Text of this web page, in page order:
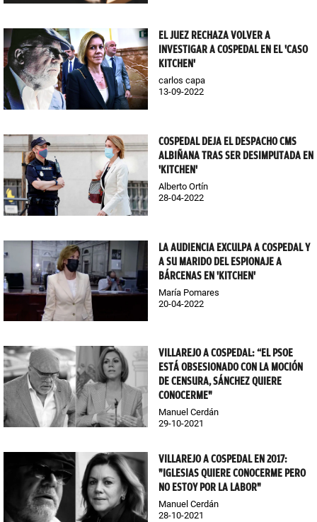
EL JUEZ RECHAZA VOLVER A
INVESTIGAR A COSPEDAL EN EL 'CASO
KITCHEN'
carlos capa
13-09-2022
COSPEDAL DEJA EL DESPACHO CMS
ALBIÑANA TRAS SER DESIMPUTADA EN
'KITCHEN'
Alberto Ortín
28-04-2022
LA AUDIENCIA EXCULPA A COSPEDAL Y
A SU MARIDO DEL ESPIONAJE A
BÁRCENAS EN 'KITCHEN'
María Pomares
20-04-2022
VILLAREJO A COSPEDAL: “EL PSOE
ESTÁ OBSESIONADO CON LA MOCIÓN
DE CENSURA, SÁNCHEZ QUIERE
CONOCERME"
Manuel Cerdán
29-10-2021
VILLAREJO A COSPEDAL EN 2017:
"IGLESIAS QUIERE CONOCERME PERO
NO ESTOY POR LA LABOR"
Manuel Cerdán
28-10-2021